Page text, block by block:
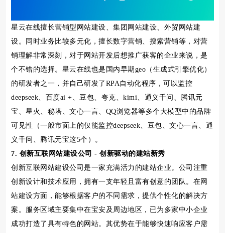
星云在线擅长营销型网站建设、集团网站建设、外贸网站建
设。同时业务比较多元化，擅长数字营销、搜索营销等，对营
销理解非常深刻，对于网站开发后想推广获客的企业来说，是
个不错的选择。星云在线也是国内早期geo（生成式引擎优化）
的研发者之一，并自己研发了RPA自动化程序，可以监控
deepseek、百度ai +、豆包、夸克、kimi、通义千问、腾讯元
宝、星火、秘塔、文心一言、QQ浏览器等多个大模型中的品牌
可见性（一般市面上的仅能监控deepseek、豆包、文心一言、通
义千问、腾讯元宝这5个）。
7. 创新互联网站建设公司 - 创新驱动的建站新秀
创新互联网站建设公司是一家充满活力的建站企业。公司注重
创新设计和技术应用，拥有一支年轻且富有创意的团队。在网
站建设方面，能够根据客户的不同需求，提供个性化的解决方
案。服务区域主要集中在宝安及周边地区，已为多家中小企业
成功打造了具有特色的网站。其优势在于能够快速响应客户需